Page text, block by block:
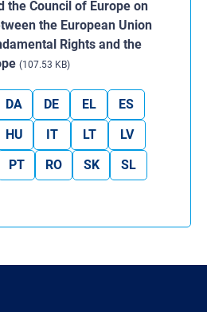
the Council of Europe on
the European Union
Rights and the
(107.53 KB)
DA DE EL
ES
HU IT LT
LV
PT RO SK
SL